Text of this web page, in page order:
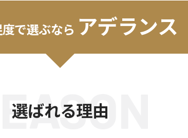
はじめ育毛分野・増毛分野において薄
実績・満足度で選ぶなら